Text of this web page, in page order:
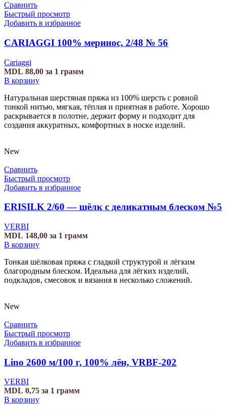
Сравнить
Быстрый просмотр
Добавить в избранное
CARIAGGI 100% меринос, 2/48 № 56
Cariaggi
MDL 88,00 за 1 грамм
В корзину
Натуральная шерстяная пряжа из 100% шерсть с ровной
тонкой нитью, мягкая, тёплая и приятная в работе. Хорошо
раскрывается в полотне, держит форму и подходит для
создания аккуратных, комфортных в носке изделий.
New
Сравнить
Быстрый просмотр
Добавить в избранное
ERISILK 2/60 — шёлк с деликатным блеском №5
VERBI
MDL 148,00 за 1 грамм
В корзину
Тонкая шёлковая пряжа с гладкой структурой и лёгким
благородным блеском. Идеальна для лёгких изделий,
подкладов, смесовок и вязания в несколько сложений.
New
Сравнить
Быстрый просмотр
Добавить в избранное
Lino 2600 м/100 г, 100% лён, VRBF-202
VERBI
MDL 0,75 за 1 грамм
В корзину